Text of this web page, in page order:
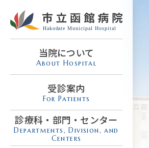
当院について
About Hospital
受診案内
For Patients
診療科・部門・センター
Departments, Division, and
Centers